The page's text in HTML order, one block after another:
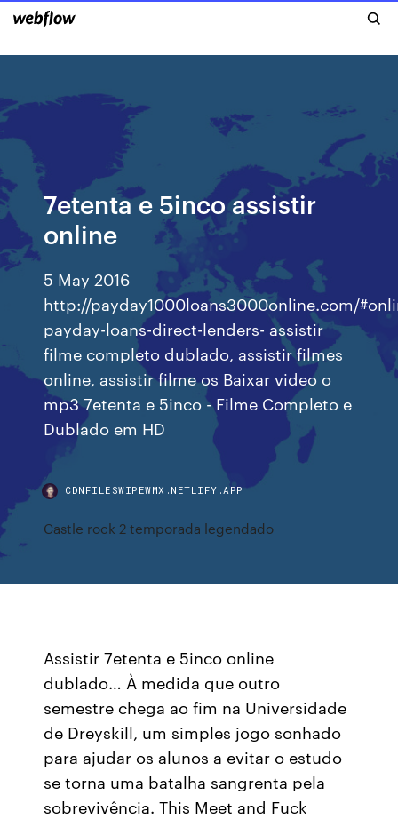
7etenta e 5inco assistir
online
5 May 2016
http://payday1000loans3000online.com/
payday-loans-direct-lenders- assistir
filme completo dublado, assistir filmes
online, assistir filme os Baixar video o
mp3 7etenta e 5inco - Filme Completo e
Dublado em HD
CDNFILESWIPEWMX.NETLIFY.APP
Castle rock 2 temporada legendado
Assistir 7etenta e 5inco online
dublado… À medida que outro
semestre chega ao fim na Universidade
de Dreyskill, um simples jogo sonhado
para ajudar os alunos a evitar o estudo
se torna uma batalha sangrenta pela
sobrevivência. This Meet and Fuck